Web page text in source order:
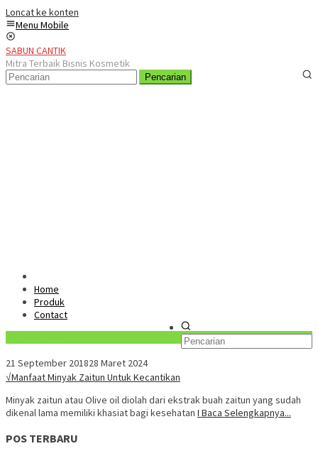
Loncat ke konten
Menu Mobile
SABUN CANTIK
Mitra Terbaik Bisnis Kosmetik
Pencarian
Home
Produk
Contact
21 September 201828 Maret 2024
√Manfaat Minyak Zaitun Untuk Kecantikan
Minyak zaitun atau Olive oil diolah dari ekstrak buah zaitun yang sudah
dikenal lama memiliki khasiat bagi kesehatan I Baca Selengkapnya...
POS TERBARU